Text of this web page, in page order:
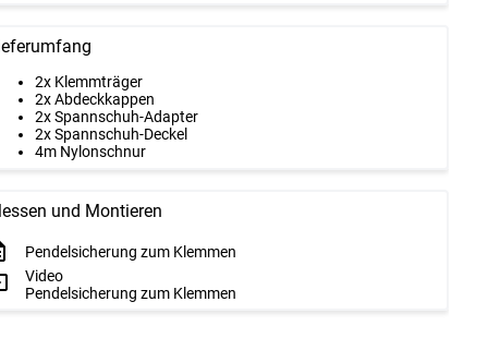
2x Klemmträger
2x Abdeckkappen
2x Spannschuh-Adapter
2x Spannschuh-Deckel
4m Nylonschnur
und Montieren
Pendelsicherung zum Klemmen
Video
Pendelsicherung zum Klemmen